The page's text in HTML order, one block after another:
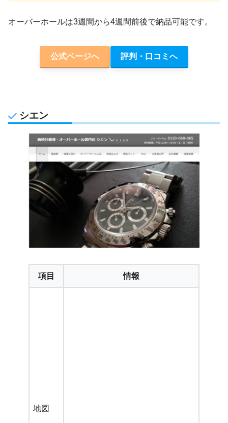
オーバーホールは3週間から4週間前後で納品可能です。
公式ページへ 評判・口コミへ
シエン
項目 情報
地図